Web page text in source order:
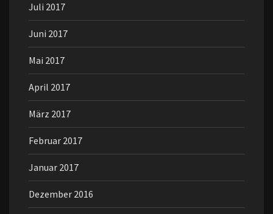
Juli 2017
Juni 2017
Mai 2017
April 2017
März 2017
Februar 2017
Januar 2017
Dezember 2016